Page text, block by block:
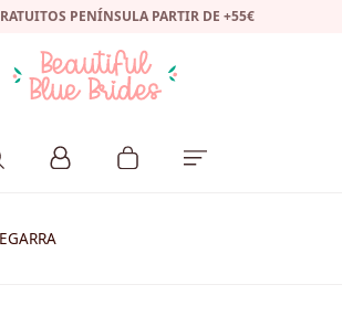
PENÍNSULA PARTIR DE +55€